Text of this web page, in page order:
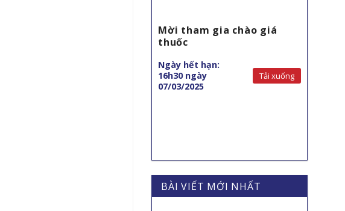
Mời tham gia chào giá
thuốc
Ngày hết hạn:
16h30 ngày
07/03/2025
Tải xuống
BÀI VIẾT MỚI NHẤT